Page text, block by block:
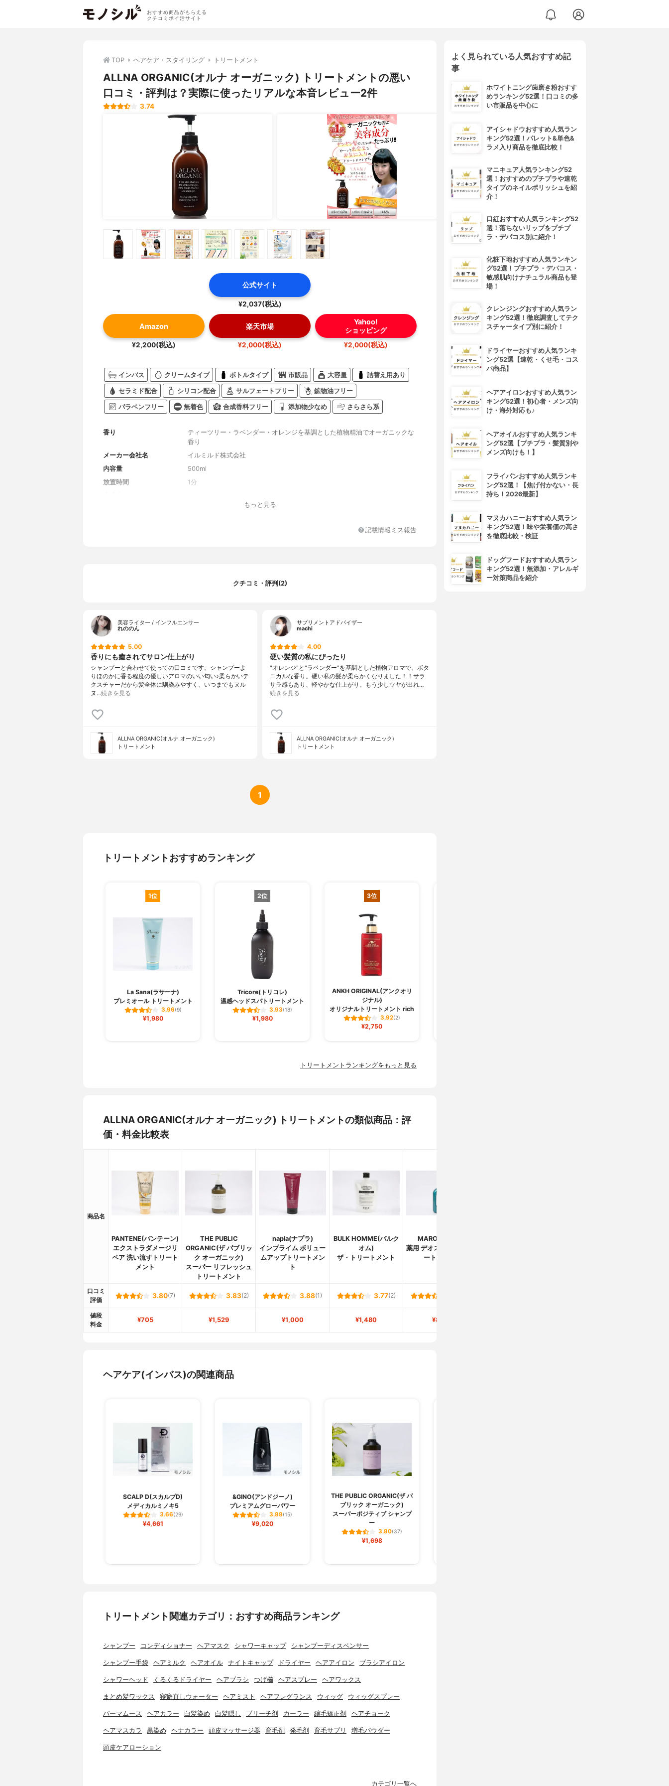
おすすめ商品がもらえる
クチコミポイ活サイト
TOP ヘアケア・スタイリング トリートメント
ALLNA ORGANIC(オルナ オーガニック) トリートメントの悪い
口コミ・評判は？実際に使ったリアルな本音レビュー2件
3.74
公式サイト
¥2,037(税込)
Amazon
¥2,200(税込)
楽天市場
¥2,000(税込)
Yahoo!
ショッピング
¥2,000(税込)
インバス クリームタイプ ボトルタイプ 市販品 大容量 詰替え用あり
セラミド配合 シリコン配合 サルフェートフリー 鉱物油フリー
パラベンフリー 無着色 合成香料フリー 添加物少なめ さらさら系
香り
ティーツリー・ラベンダー・オレンジを基調とした植物精油でオーガニックな
香り
メーカー会社名
イルミルド株式会社
内容量
500ml
放置時間
1分
ロピルトリモニウムクロリド、エチルヘキサン酸セチル、ジメチコン、ペンチ
ーＮａ、水溶性コラーゲン、サクシノイルアテロコラーゲン、トウキンセンカ
フウロエキス、ラベンダー花エキス、ユキノシタエキス、ローズマリー葉エキ
油、シア脂、グリチルリチン酸２Ｋ、ベタイン、パルミチン酸アスコルビルリ
ン酸３Ｎａ、リン酸アスコルビルＭｇ、アスコルビルグルコシド、テトラヘキ
シルデカン酸アスコルビル、エチドロン酸、トコフェロール、クエン酸、セタ
ノール、ステアリルアルコール、フェノキシエタノール、ジメチコノール
もっと見る
記載情報ミス報告
クチコミ・評判(2)
美容ライター / インフルエンサー
れののん
5.00
香りにも癒されてサロン仕上がり
シャンプーと合わせて使っての口コミです。シャンプーよ
りほのかに香る程度の優しいアロマのいい匂い♪柔らかいテ
クスチャーだから髪全体に馴染みやすく、いつまでもヌル
ヌ…続きを見る
ALLNA ORGANIC(オルナ オーガニック)
トリートメント
サプリメントアドバイザー
machi
4.00
硬い髪質の私にぴったり
"オレンジ"と"ラベンダー"を基調とした植物アロマで、ボタ
ニカルな香り。硬い私の髪が柔らかくなりました！！サラ
サラ感もあり、軽やかな仕上がり。もう少しツヤが出れ…
続きを見る
ALLNA ORGANIC(オルナ オーガニック)
トリートメント
1
トリートメントおすすめランキング
1位
La Sana(ラサーナ)
プレミオール トリートメント
3.96(9)
¥1,980
2位
Tricore(トリコレ)
温感ヘッドスパトリートメント
3.93(18)
¥1,980
3位
ANKH ORIGINAL(アンクオリ
ジナル)
オリジナルトリートメント rich
3.92(2)
¥2,750
トリートメントランキングをもっと見る
ALLNA ORGANIC(オルナ オーガニック) トリートメントの類似商品：評
価・料金比較表
商品名
PANTENE(パンテーン)
エクストラダメージリ
ペア 洗い流すトリート
メント
THE PUBLIC
ORGANIC(ザ パブリッ
ク オーガニック)
スーパー リフレッシュ
トリートメント
napla(ナプラ)
インプライム ボリュー
ムアップトリートメン
ト
BULK HOMME(バルク
オム)
ザ・トリートメント
MARO(マーロ)
薬用 デオスカルプ トリ
ートメント
口コミ
評価
3.80(7) 3.83(2) 3.88(1) 3.77(2)
値段
料金
¥705 ¥1,529 ¥1,000 ¥1,480 ¥858
ヘアケア(インバス)の関連商品
SCALP D(スカルプD)
メディカルミノキ5
3.66(29)
¥4,661
&GINO(アンドジーノ)
プレミアムグローパワー
3.88(15)
¥9,020
THE PUBLIC ORGANIC(ザ パ
ブリック オーガニック)
スーパーポジティブ シャンプ
ー
3.80(37)
¥1,698
トリートメント関連カテゴリ：おすすめ商品ランキング
シャンプー コンディショナー ヘアマスク シャワーキャップ シャンプーディスペンサー
シャンプー手袋 ヘアミルク ヘアオイル ナイトキャップ ドライヤー ヘアアイロン ブラシアイロン
シャワーヘッド くるくるドライヤー ヘアブラシ つげ櫛 ヘアスプレー ヘアワックス
まとめ髪ワックス 寝癖直しウォーター ヘアミスト ヘアフレグランス ウィッグ ウィッグスプレー
パーマムース ヘアカラー 白髪染め 白髪隠し ブリーチ剤 カーラー 縮毛矯正剤 ヘアチョーク
ヘアマスカラ 黒染め ヘナカラー 頭皮マッサージ器 育毛剤 発毛剤 育毛サプリ 増毛パウダー
頭皮ケアローション
カテゴリ一覧へ
よく見られている人気おすすめ記
事
ホワイトニング歯磨き粉おすす
めランキング52選！口コミの多
い市販品を中心に
アイシャドウおすすめ人気ラン
キング52選！パレット&単色&
ラメ入り商品を徹底比較！
マニキュア人気ランキング52
選！おすすめのプチプラや速乾
タイプのネイルポリッシュを紹
介！
口紅おすすめ人気ランキング52
選！落ちないリップをプチプ
ラ・デパコス別に紹介！
化粧下地おすすめ人気ランキン
グ52選！プチプラ・デパコス・
敏感肌向けナチュラル商品も登
場！
クレンジングおすすめ人気ラン
キング52選！徹底調査してテク
スチャータイプ別に紹介！
ドライヤーおすすめ人気ランキ
ング52選【速乾・くせ毛・コス
パ商品】
ヘアアイロンおすすめ人気ラン
キング52選！初心者・メンズ向
け・海外対応も♪
ヘアオイルおすすめ人気ランキ
ング52選【プチプラ・髪質別や
メンズ向けも！】
フライパンおすすめ人気ランキ
ング52選！【焦げ付かない・長
持ち！2026最新】
マヌカハニーおすすめ人気ラン
キング52選！味や栄養価の高さ
を徹底比較・検証
ドッグフードおすすめ人気ラン
キング52選！無添加・アレルギ
ー対策商品を紹介